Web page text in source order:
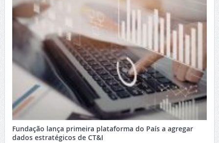
Fundação lança primeira plataforma do País a agregar
dados estratégicos de CT&I